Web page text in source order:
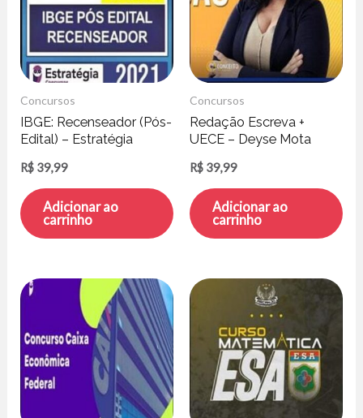
Concursos
IBGE: Recenseador (Pós-
Edital) – Estratégia
R$ 39,99
Adicionar ao
carrinho
Concursos
Redação Escreva +
UECE – Deyse Mota
R$ 39,99
Adicionar ao
carrinho